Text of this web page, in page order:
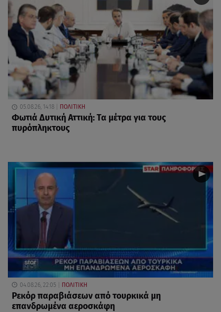
05.08.26, 14:18 ΠΟΛΙΤΙΚΗ
Φωτιά Δυτική Αττική: Τα μέτρα για τους
πυρόπληκτους
04.08.26, 22:05 ΠΟΛΙΤΙΚΗ
Ρεκόρ παραβιάσεων από τουρκικά μη
επανδρωμένα αεροσκάφη